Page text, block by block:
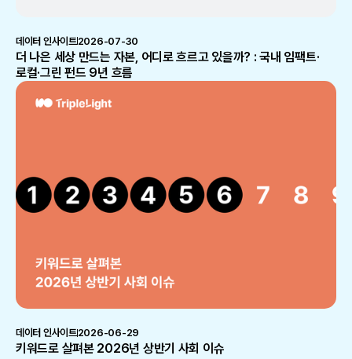
데이터 인사이트2026-07-30
더 나은 세상 만드는 자본, 어디로 흐르고 있을까? : 국내 임팩트·
로컬·그린 펀드 9년 흐름
데이터 인사이트2026-06-29
키워드로 살펴본 2026년 상반기 사회 이슈